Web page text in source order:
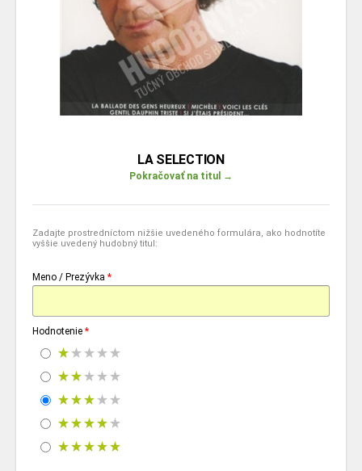
LA SELECTION
Pokračovať na titul →
Zadajte prostredníctom nižšie uvedeného formulára, ako hodnotíte
vyššie uvedený hudobný titul:
Meno / Prezývka *
Hodnotenie *